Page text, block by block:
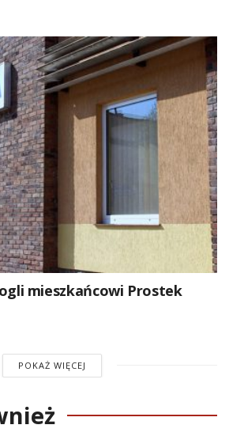
mieszkańcowi Prostek
POKAŻ WIĘCEJ